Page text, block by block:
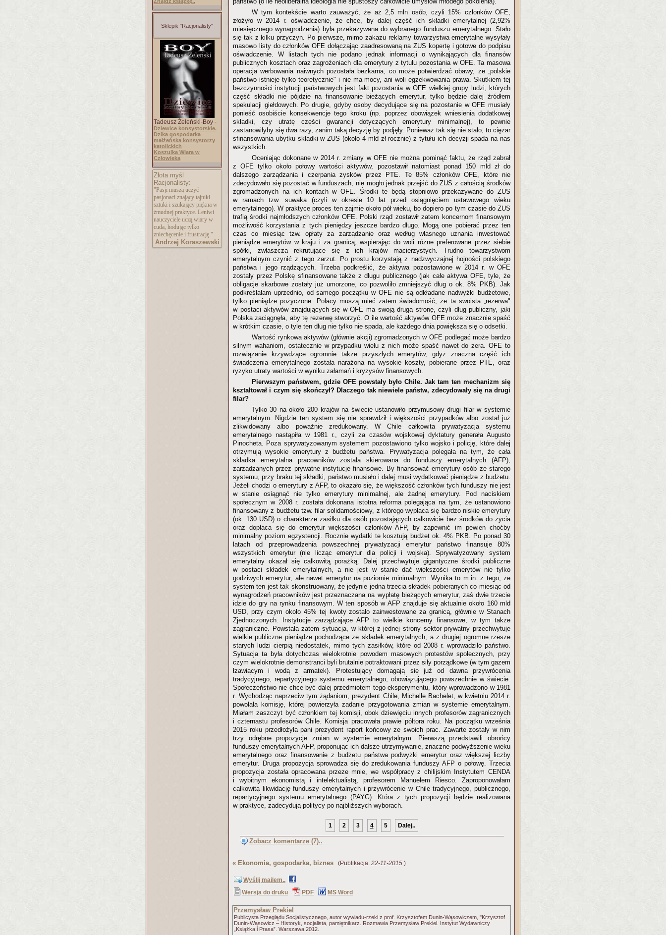
Sklepik "Racjonalisty"
Tadeusz Żeleński-Boy -
Dziewice konsystorskie.
Dzika gospodarka
małżeńska konsystorzy
katolickich
Koszulka Wiara w
Człowieka
Złota myśl
Racjonalisty:
"Pasji muszą uczyć
pasjonaci znający tajniki
sztuki i szukający piękna w
żmudnej praktyce. Leniwi
nauczyciele uczą wiary w
cuda, hodując tylko
zniechęcenie i frustrację."
Andrzej Koraszewski
W tym kontekście warto zauważyć, że aż 2,5 mln osób, czyli 15% członków OFE,
złożyło w 2014 r. oświadczenie, że chce, by dalej część ich składki emerytalnej (2,92%
miesięcznego wynagrodzenia) była przekazywana do wybranego funduszu emerytalnego. Stało
się tak z kilku przyczyn. Po pierwsze, mimo zakazu reklamy towarzystwa emerytalne wysyłały
masowo listy do członków OFE dołączając zaadresowaną na ZUS kopertę i gotowe do podpisu
oświadczenie. W listach tych nie podano jednak informacji o wynikających dla finansów
publicznych kosztach oraz zagrożeniach dla emerytury z tytułu pozostania w OFE. Ta masowa
operacja werbowania naiwnych pozostała bezkarna, co może potwierdzać obawy, że „polskie
państwo istnieje tylko teoretycznie" i nie ma mocy, ani woli egzekwowania prawa. Skutkiem tej
bezczynności instytucji państwowych jest fakt pozostania w OFE wielkiej grupy ludzi, których
część składki nie pójdzie na finansowanie bieżących emerytur, tylko będzie dalej źródłem
spekulacji giełdowych. Po drugie, gdyby osoby decydujące się na pozostanie w OFE musiały
ponieść osobiście konsekwencje tego kroku (np. poprzez obowiązek wniesienia dodatkowej
składki, czy utratę części gwarancji dotyczących emerytury minimalnej), to pewnie
zastanowiłyby się dwa razy, zanim taką decyzję by podjęły. Ponieważ tak się nie stało, to ciężar
sfinansowania ubytku składki w ZUS (około 4 mld zł rocznie) z tytułu ich decyzji spada na nas
wszystkich.
Oceniając dokonane w 2014 r. zmiany w OFE nie można pominąć faktu, że rząd zabrał
z OFE tylko około połowy wartości aktywów, pozostawił natomiast ponad 150 mld zł do
dalszego zarządzania i czerpania zysków przez PTE. Te 85% członków OFE, które nie
zdecydowało się pozostać w funduszach, nie mogło jednak przejść do ZUS z całością środków
zgromadzonych na ich kontach w OFE. Środki te będą stopniowo przekazywane do ZUS
w ramach tzw. suwaka (czyli w okresie 10 lat przed osiągnięciem ustawowego wieku
emerytalnego). W praktyce proces ten zajmie około pół wieku, bo dopiero po tym czasie do ZUS
trafią środki najmłodszych członków OFE. Polski rząd zostawił zatem koncernom finansowym
możliwość korzystania z tych pieniędzy jeszcze bardzo długo. Mogą one pobierać przez ten
czas co miesiąc tzw. opłaty za zarządzanie oraz według własnego uznania inwestować
pieniądze emerytów w kraju i za granicą, wspierając do woli różne preferowane przez siebie
spółki, zwłaszcza rekrutujące się z ich krajów macierzystych. Trudno towarzystwom
emerytalnym czynić z tego zarzut. Po prostu korzystają z nadzwyczajnej hojności polskiego
państwa i jego rządzących. Trzeba podkreślić, że aktywa pozostawione w 2014 r. w OFE
zostały przez Polskę sfinansowane także z długu publicznego (jak całe aktywa OFE, tyle, że
obligacje skarbowe zostały już umorzone, co pozwoliło zmniejszyć dług o ok. 8% PKB). Jak
podkreślałam uprzednio, od samego początku w OFE nie są odkładane nadwyżki budżetowe,
tylko pieniądze pożyczone. Polacy muszą mieć zatem świadomość, że ta swoista „rezerwa"
w postaci aktywów znajdujących się w OFE ma swoją drugą stronę, czyli dług publiczny, jaki
Polska zaciągnęła, aby tę rezerwę stworzyć. O ile wartość aktywów OFE może znacznie spaść
w krótkim czasie, o tyle ten dług nie tylko nie spada, ale każdego dnia powiększa się o odsetki.
Wartość rynkowa aktywów (głównie akcji) zgromadzonych w OFE podlegać może bardzo
silnym wahaniom, ostatecznie w przypadku wielu z nich może spaść nawet do zera. OFE to
rozwiązanie krzywdzące ogromnie także przyszłych emerytów, gdyż znaczna część ich
świadczenia emerytalnego została narażona na wysokie koszty, pobierane przez PTE, oraz
ryzyko utraty wartości w wyniku załamań i kryzysów finansowych.
Pierwszym państwem, gdzie OFE powstały było Chile. Jak tam ten mechanizm się
kształtował i czym się skończył? Dlaczego tak niewiele państw, zdecydowały się na drugi
filar?
Tylko 30 na około 200 krajów na świecie ustanowiło przymusowy drugi filar w systemie
emerytalnym. Nigdzie ten system się nie sprawdził i większości przypadków albo został już
zlikwidowany albo poważnie zredukowany. W Chile całkowita prywatyzacja systemu
emerytalnego nastąpiła w 1981 r., czyli za czasów wojskowej dyktatury generała Augusto
Pinocheta. Poza sprywatyzowanym systemem pozostawiono tylko wojsko i policję, które dalej
otrzymują wysokie emerytury z budżetu państwa. Prywatyzacja polegała na tym, że cała
składka emerytalna pracowników została skierowana do funduszy emerytalnych (AFP),
zarządzanych przez prywatne instytucje finansowe. By finansować emerytury osób ze starego
systemu, przy braku tej składki, państwo musiało i dalej musi wydatkować pieniądze z budżetu.
Jeżeli chodzi o emerytury z AFP, to okazało się, że większość członków tych funduszy nie jest
w stanie osiągnąć nie tylko emerytury minimalnej, ale żadnej emerytury. Pod naciskiem
społecznym w 2008 r. została dokonana istotna reforma polegająca na tym, że ustanowiono
finansowany z budżetu tzw. filar solidarnościowy, z którego wypłaca się bardzo niskie emerytury
(ok. 130 USD) o charakterze zasiłku dla osób pozostających całkowicie bez środków do życia
oraz dopłaca się do emerytur większości członków AFP, by zapewnić im pewien choćby
minimalny poziom egzystencji. Rocznie wydatki te kosztują budżet ok. 4% PKB. Po ponad 30
latach od przeprowadzenia powszechnej prywatyzacji emerytur państwo finansuje 80%
wszystkich emerytur (nie licząc emerytur dla policji i wojska). Sprywatyzowany system
emerytalny okazał się całkowitą porażką. Dalej przechwytuje gigantyczne środki publiczne
w postaci składek emerytalnych, a nie jest w stanie dać większości emerytów nie tylko
godziwych emerytur, ale nawet emerytur na poziomie minimalnym. Wynika to m.in. z tego, że
system ten jest tak skonstruowany, że jedynie jedna trzecia składek pobieranych co miesiąc od
wynagrodzeń pracowników jest przeznaczana na wypłatę bieżących emerytur, zaś dwie trzecie
idzie do gry na rynku finansowym. W ten sposób w AFP znajduje się aktualnie około 160 mld
USD, przy czym około 45% tej kwoty zostało zainwestowane za granicą, głównie w Stanach
Zjednoczonych. Instytucje zarządzające AFP to wielkie koncerny finansowe, w tym także
zagraniczne. Powstała zatem sytuacja, w której z jednej strony sektor prywatny przechwytuje
wielkie publiczne pieniądze pochodzące ze składek emerytalnych, a z drugiej ogromne rzesze
starych ludzi cierpią niedostatek, mimo tych zasiłków, które od 2008 r. wprowadziło państwo.
Sytuacja ta była dotychczas wielokrotnie powodem masowych protestów społecznych, przy
czym wielokrotnie demonstranci byli brutalnie potraktowani przez siły porządkowe (w tym gazem
łzawiącym i wodą z armatek). Protestujący domagają się już od dawna przywrócenia
tradycyjnego, repartycyjnego systemu emerytalnego, obowiązującego powszechnie w świecie.
Społeczeństwo nie chce być dalej przedmiotem tego eksperymentu, który wprowadzono w 1981
r. Wychodząc naprzeciw tym żądaniom, prezydent Chile, Michelle Bachelet, w kwietniu 2014 r.
powołała komisję, której powierzyła zadanie przygotowania zmian w systemie emerytalnym.
Miałam zaszczyt być członkiem tej komisji, obok dziewięciu innych profesorów zagranicznych
i czternastu profesorów Chile. Komisja pracowała prawie półtora roku. Na początku września
2015 roku przedłożyła pani prezydent raport końcowy ze swoich prac. Zawarte zostały w nim
trzy odrębne propozycje zmian w systemie emerytalnym. Pierwszą przedstawili obrońcy
funduszy emerytalnych AFP, proponując ich dalsze utrzymywanie, znaczne podwyższenie wieku
emerytalnego oraz finansowanie z budżetu państwa podwyżki emerytur oraz większej liczby
emerytur. Druga propozycja sprowadza się do zredukowania funduszy AFP o połowę. Trzecia
propozycja została opracowana przeze mnie, we współpracy z chilijskim Instytutem CENDA
i wybitnym ekonomistą i intelektualistą, profesorem Manuelem Riesco. Zaproponowałam
całkowitą likwidację funduszy emerytalnych i przywrócenie w Chile tradycyjnego, publicznego,
repartycyjnego systemu emerytalnego (PAYG). Która z tych propozycji będzie realizowana
w praktyce, zadecydują politycy po najbliższych wyborach.
1 2 3 4 5 Dalej..
Zobacz komentarze (7)..
« Ekonomia, gospodarka, biznes (Publikacja: 22-11-2015 )
Wyślij mailem..
Wersja do druku
PDF MS Word
Przemysław Prekiel
Publicysta Przeglądu Socjalistycznego, autor wywiadu-rzeki z prof. Krzysztofem Dunin-Wąsowiczem, "Krzysztof
Dunin-Wąsowicz – Historyk, socjalista, pamiętnikarz. Rozmawia Przemysław Prekiel. Instytut Wydawniczy
„Książka i Prasa”. Warszawa 2012.